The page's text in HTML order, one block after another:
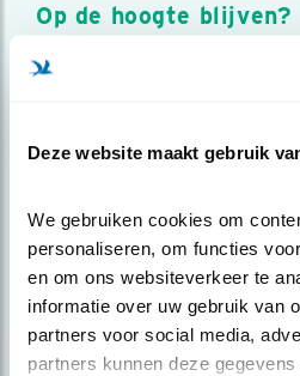
Deze website maakt gebruik
We gebruiken cookies om
personaliseren, om functies
en om ons websiteverkeer te
informatie over uw gebruik van
partners voor social media,
partners kunnen deze
Op de hoogte blijven?
Meld je aan en ontvang nieuws,
over vogels en activiteiten van